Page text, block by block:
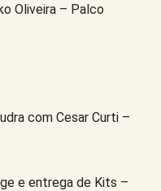
Oliveira – Palco
com Cesar Curti –
e entrega de Kits –